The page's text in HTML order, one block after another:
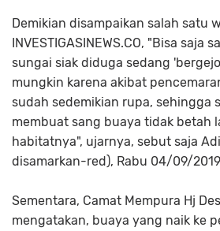
Demikian disampaikan salah satu
INVESTIGASINEWS.CO, "Bisa saja
sungai siak diduga sedang
mungkin karena akibat
sudah sedemikian rupa, sehingga
membuat sang buaya tidak betah
habitatnya", ujarnya, sebut saja
disamarkan-red), Rabu 04/09/
Sementara, Camat Mempura Hj
mengatakan, buaya yang naik ke